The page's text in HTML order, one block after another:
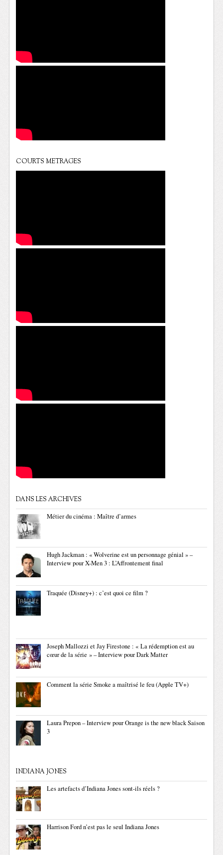
COURTS METRAGES
DANS LES ARCHIVES
Métier du cinéma : Maître d’armes
Hugh Jackman : « Wolverine est un personnage génial » –
Interview pour X-Men 3 : L’Affrontement final
Traquée (Disney+) : c’est quoi ce film ?
Joseph Mallozzi et Jay Firestone : « La rédemption est au
cœur de la série » – Interview pour Dark Matter
Comment la série Smoke a maîtrisé le feu (Apple TV+)
Laura Prepon – Interview pour Orange is the new black Saison
3
INDIANA JONES
Les artefacts d’Indiana Jones sont-ils réels ?
Harrison Ford n’est pas le seul Indiana Jones